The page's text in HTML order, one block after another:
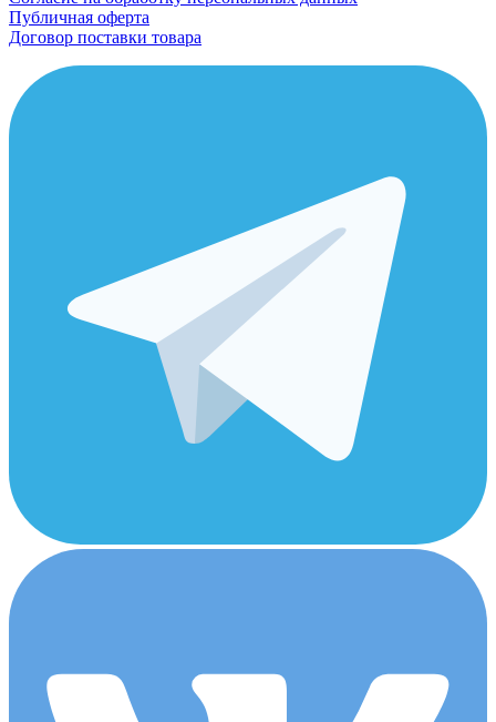
Публичная оферта
Договор поставки товара